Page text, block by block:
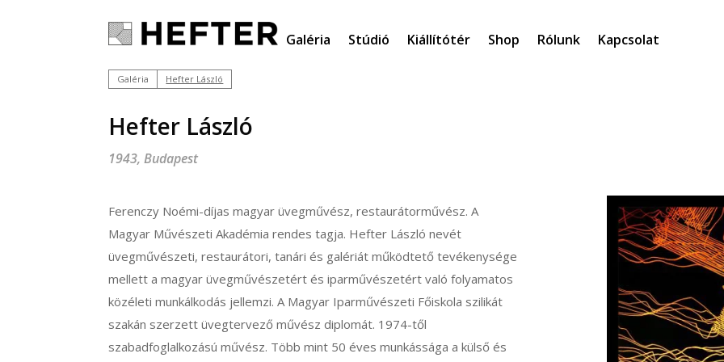
Galéria Stúdió Kiállítótér Shop Rólunk Kapcsolat
Galéria Hefter László
Hefter László
1943, Budapest
Ferenczy Noémi-díjas magyar üvegművész, restaurátorművész. A
Magyar Művészeti Akadémia rendes tagja. Hefter László nevét
üvegművészeti, restaurátori, tanári és galériát működtető tevékenysége
mellett a magyar üvegművészetért és iparművészetért való folyamatos
közéleti munkálkodás jellemzi. A Magyar Iparművészeti Főiskola szilikát
szakán szerzett üvegtervező művész diplomát. 1974-től
szabadfoglalkozású művész. Több mint 50 éves munkássága a külső és